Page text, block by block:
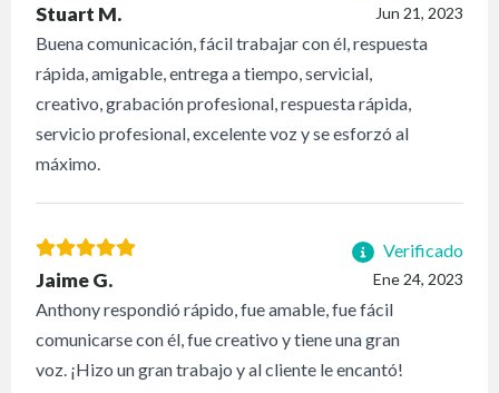
Jun 21, 2023
Stuart M.
Buena comunicación, fácil trabajar con él, respuesta
rápida, amigable, entrega a tiempo, servicial,
creativo, grabación profesional, respuesta rápida,
servicio profesional, excelente voz y se esforzó al
máximo.
Verificado
Ene 24, 2023
Jaime G.
Anthony respondió rápido, fue amable, fue fácil
comunicarse con él, fue creativo y tiene una gran
voz. ¡Hizo un gran trabajo y al cliente le encantó!